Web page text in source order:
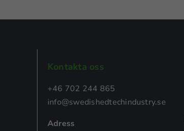
Kontakta oss
+46 702 244 865
info@swedishedtechindustry.se
Adress
Dessa kakor
går inte att
välja bort.
De behövs